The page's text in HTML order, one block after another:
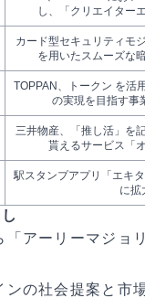
し、「クリエイター
カード型セキュリティモ
を⽤いたスムーズな
TOPPAN、トークン を活
の実現を⽬指す事
三井物産、「推し活」を
貰えるサービス「
駅スタンプアプリ「エキ
に拡
「アーリーマジョ
ンの社会提案と市